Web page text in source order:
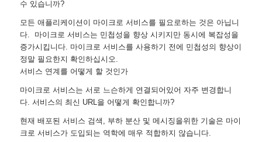
수 있습니까?
모든 애플리케이션이 마이크로 서비스를 필요로하는 것은 아닙니
다. 마이크로 서비스는 민첩성을 향상 시키지만 동시에 복잡성을
증가시킵니다. 마이크로 서비스를 사용하기 전에 민첩성의 향상이
정말 필요한지 확인하십시오.
서비스 연계를 어떻게 할 것인가
마이크로 서비스는 서로 느슨하게 연결되어있어 자주 변경합니
다. 서비스의 최신 URL을 어떻게 확인합니까?
현재 배포된 서비스 검색, 부하 분산 및 메시징을위한 기술은 마이
크로 서비스가 도입되는 역학에 매우 적합하지 않습니다.